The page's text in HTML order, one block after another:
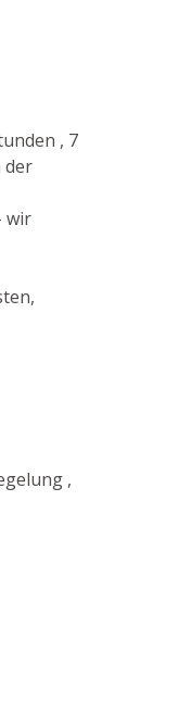
, 7
der
wir
,